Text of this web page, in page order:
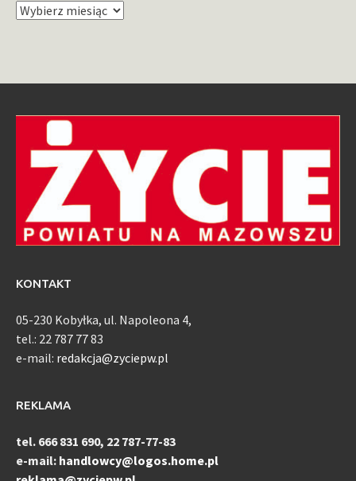
Archiwum
KONTAKT
05-230 Kobyłka, ul. Napoleona 4,
tel.: 22 787 77 83
e-mail: redakcja@zyciepw.pl
REKLAMA
tel. 666 831 690, 22 787-77-83
e-mail: handlowcy@logos.home.pl